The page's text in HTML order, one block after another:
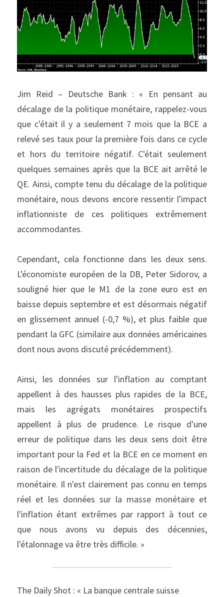
Jim Reid – Deutsche Bank : « En pensant au
décalage de la politique monétaire, rappelez-vous
que c'était il y a seulement 7 mois que la BCE a
relevé ses taux pour la première fois dans ce cycle
et hors du territoire négatif. C'était seulement
quelques semaines après que la BCE ait arrêté le
QE. Ainsi, compte tenu du décalage de la politique
monétaire, nous devons encore ressentir l'impact
inflationniste de ces politiques extrêmement
accommodantes.
Cependant, cela fonctionne dans les deux sens.
L'économiste européen de la DB, Peter Sidorov, a
souligné hier que le M1 de la zone euro est en
baisse depuis septembre et est désormais négatif
en glissement annuel (-0,7 %), et plus faible que
pendant la GFC (similaire aux données américaines
dont nous avons discuté précédemment).
Ainsi, les données sur l'inflation au comptant
appellent à des hausses plus rapides de la BCE,
mais les agrégats monétaires prospectifs
appellent à plus de prudence. Le risque d'une
erreur de politique dans les deux sens doit être
important pour la Fed et la BCE en ce moment en
raison de l'incertitude du décalage de la politique
monétaire. Il n'est clairement pas connu en temps
réel et les données sur la masse monétaire et
l'inflation étant extrêmes par rapport à tout ce
que nous avons vu depuis des décennies,
l'étalonnage va être très difficile. »
The Daily Shot : « La banque centrale suisse